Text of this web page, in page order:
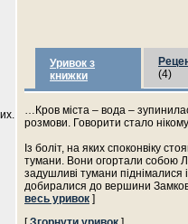
Уривок з
книжки
(4)
…Кров міста – вода –
розмови. Говорити стало
Із боліт, на яких споконвіку
тумани. Вони огортали собою
задушливі тумани піднімалися
добиралися до вершини
весь уривок ]